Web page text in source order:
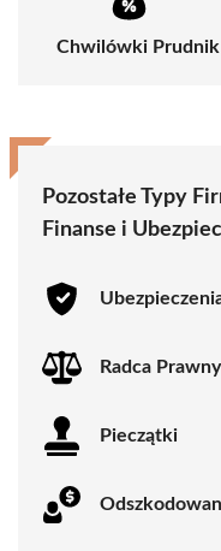
Chwilówki Prudnik
Pozostałe Typy
Finanse i
Radca Prawny
Pieczątki